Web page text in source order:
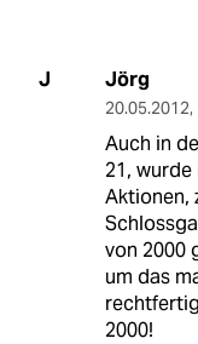
J Jörg
20.05.2012,
Auch in
21,
Aktionen,
von 2000
um das
2000!